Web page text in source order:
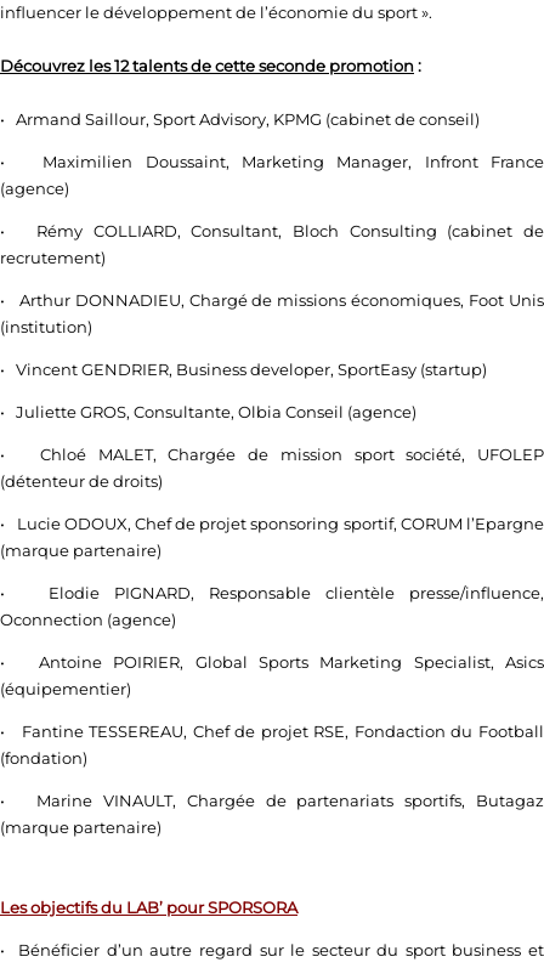
influencer le développement de l’économie du sport ».
Découvrez les 12 talents de cette seconde promotion:
• Armand Saillour, Sport Advisory, KPMG (cabinet de conseil)
• Maximilien Doussaint, Marketing Manager, Infront France
(agence)
• Rémy COLLIARD, Consultant, Bloch Consulting (cabinet de
recrutement)
• Arthur DONNADIEU, Chargé de missions économiques, Foot Unis
(institution)
• Vincent GENDRIER, Business developer, SportEasy (startup)
• Juliette GROS, Consultante, Olbia Conseil (agence)
• Chloé MALET, Chargée de mission sport société, UFOLEP
(détenteur de droits)
• Lucie ODOUX, Chef de projet sponsoring sportif, CORUM l’Epargne
(marque partenaire)
• Elodie PIGNARD, Responsable clientèle presse/influence,
Oconnection (agence)
• Antoine POIRIER, Global Sports Marketing Specialist, Asics
(équipementier)
• Fantine TESSEREAU, Chef de projet RSE, Fondaction du Football
(fondation)
• Marine VINAULT, Chargée de partenariats sportifs, Butagaz
(marque partenaire)
Les objectifs du LAB’ pour SPORSORA
• Bénéficier d’un autre regard sur le secteur du sport business et